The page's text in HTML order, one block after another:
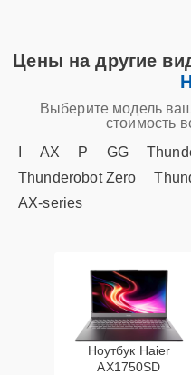
Цены на другие
Выберите модель
стоимость
AX P GG
Thunderobot Zero
AX‑series
Ноутбук Haier
AX1750SD